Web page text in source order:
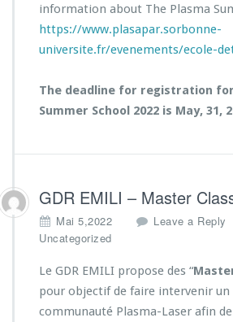
information about The Plasma
https://www.plasapar.sorbonne-
universite.fr/evenements/ecole-
The deadline for registration
Summer School 2022 is May, 31,
GDR EMILI – Master
Mai 5,2022
Leave a Reply
Uncategorized
Le GDR EMILI propose des “
pour objectif de faire intervenir un
communauté Plasma-Laser afin